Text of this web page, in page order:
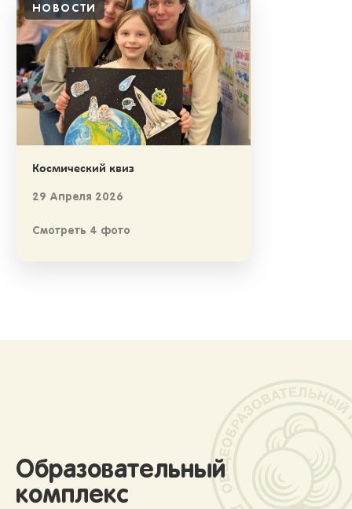
НОВОСТИ
Космический квиз
29 Апреля 2026
Смотреть 4 фото
Образовательный
комплекс